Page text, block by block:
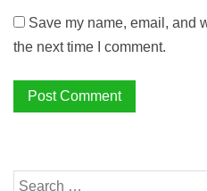
Save my name, email, and
the next time I comment.
Search